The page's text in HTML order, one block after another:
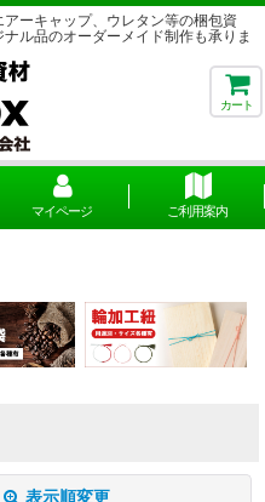
ーキャップ、ウレタン等の梱包資
ル品のオーダーメイド制作も承りま
カート
マイページ ご利用案内
表示順変更